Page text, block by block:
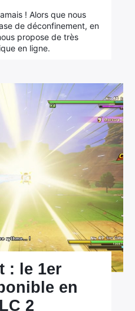
! Alors que nous
de déconfinement, en
propose de très
en ligne.
: le 1er
en
2
×